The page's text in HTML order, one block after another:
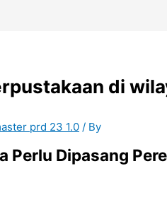
di
prd 23 1.0 / By
Perlu Dipasang